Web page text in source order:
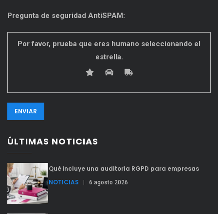
Pregunta de seguridad AntiSPAM:
Por favor, prueba que eres humano seleccionando el
estrella.
ÚLTIMAS NOTICIAS
Qué incluye una auditoría RGPD para empresas
NOTICIAS
| 6 agosto 2026